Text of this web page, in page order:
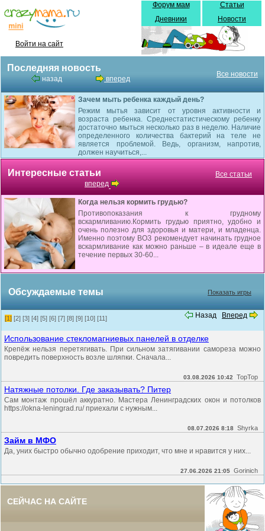
Войти на сайт
Форум мам
Дневники
Статьи
Новости
Последняя новость
назад вперед
Все новости
Зачем мыть ребенка каждый день?
Режим мытья зависит от уровня активности и
возраста ребенка. Среднестатистическому ребенку
достаточно мыться несколько раз в неделю. Наличие
определенного количества бактерий на теле не
является проблемой. Ведь, организм, напротив,
должен научиться,...
Интересные статьи
вперед
Все статьи
Когда нельзя кормить грудью?
Противопоказания к грудному
вскармливанию.Кормить грудью приятно, удобно и
очень полезно для здоровья и матери, и младенца.
Именно поэтому ВОЗ рекомендует начинать грудное
вскармливание как можно раньше – в идеале еще в
течение первых 30-60...
Обсуждаемые темы Показать игры
Назад Вперед
[1] [2] [3] [4] [5] [6] [7] [8] [9] [10] [11]
Использование стекломагниевых панелей в отделке
Крепёж нельзя перетягивать. При сильном затягивании самореза можно
повредить поверхность возле шляпки. Сначала...
03.08.2026 10:42 TopTop
Натяжные потолки. Где заказывать? Питер
Сам монтаж прошёл аккуратно. Мастера Ленинградских окон и потолков
https://okna-leningrad.ru/ приехали с нужным...
08.07.2026 8:18 Shyrka
Займ в МФО
Да, уних быстро обычно одобрение приходит, что мне и нравится у них...
27.06.2026 21:05 Gorinich
СЕЙЧАС НА САЙТЕ